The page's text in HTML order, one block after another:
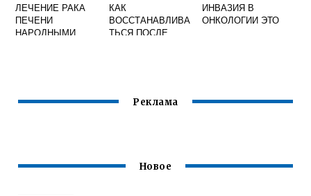
ЛЕЧЕНИЕ РАКА
ПЕЧЕНИ
НАРОДНЫМИ
КАК
ВОССТАНАВЛИВА
ТЬСЯ ПОСЛЕ
ИНВАЗИЯ В
ОНКОЛОГИИ ЭТО
Реклама
Новое